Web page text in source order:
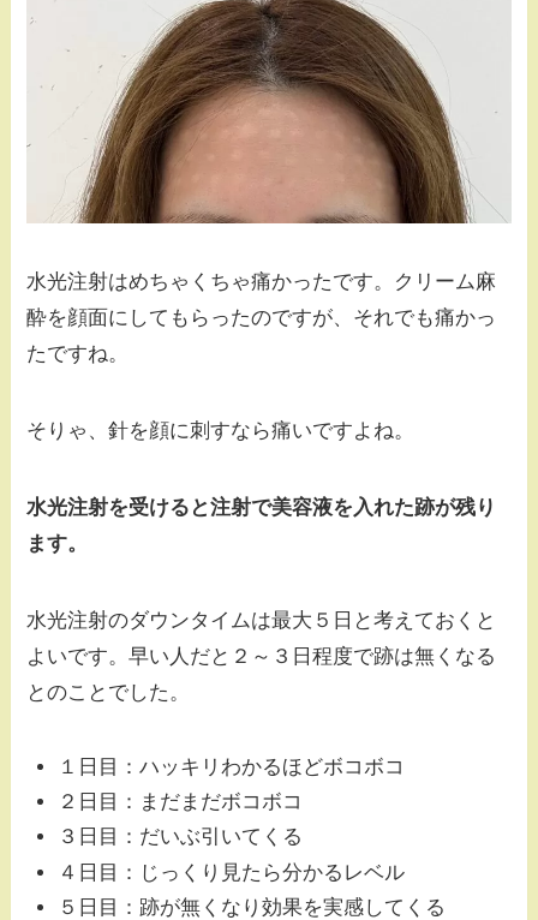
水光注射はめちゃくちゃ痛かったです。クリーム麻
酔を顔面にしてもらったのですが、それでも痛かっ
たですね。
そりゃ、針を顔に刺すなら痛いですよね。
水光注射を受けると注射で美容液を入れた跡が残り
ます。
水光注射のダウンタイムは最大５日と考えておくと
よいです。早い人だと２～３日程度で跡は無くなる
とのことでした。
１日目：ハッキリわかるほどボコボコ
２日目：まだまだボコボコ
３日目：だいぶ引いてくる
４日目：じっくり見たら分かるレベル
５日目：跡が無くなり効果を実感してくる